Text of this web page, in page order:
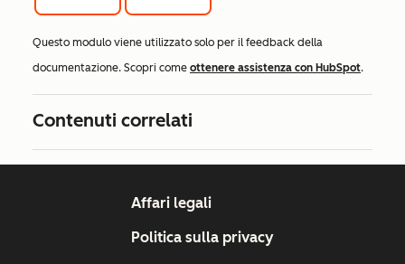
Questo modulo viene utilizzato solo per il feedback della
documentazione. Scopri come ottenere assistenza con HubSpot.
Contenuti correlati
Affari legali
Politica sulla privacy